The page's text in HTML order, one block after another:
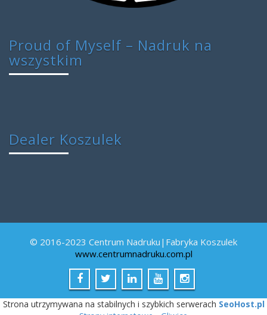
Proud of Myself – Nadruk na
wszystkim
Dealer Koszulek
© 2016-2023 Centrum Nadruku|Fabryka Koszulek
www.centrumnadruku.com.pl
Strona utrzymywana na stabilnych i szybkich serwerach SeoHost.pl